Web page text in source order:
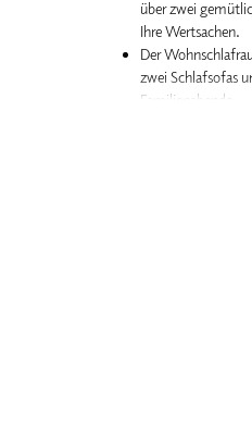
über zwei
Ihre Wertsachen.
Der
zwei Schlafsofas
Familienabende.